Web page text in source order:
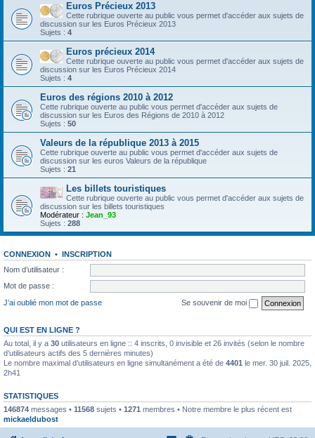
Euros Précieux 2013
Cette rubrique ouverte au public vous permet d'accéder aux sujets de
discussion sur les Euros Précieux 2013
Sujets : 4
Euros précieux 2014
Cette rubrique ouverte au public vous permet d'accéder aux sujets de
discussion sur les Euros Précieux 2014
Sujets : 4
Euros des régions 2010 à 2012
Cette rubrique ouverte au public vous permet d'accéder aux sujets de
discussion sur les Euros des Régions de 2010 à 2012
Sujets : 50
Valeurs de la république 2013 à 2015
Cette rubrique ouverte au public vous permet d'accéder aux sujets de
discussion sur les euros Valeurs de la république
Sujets : 21
Les billets touristiques
Cette rubrique ouverte au public vous permet d'accéder aux sujets de
discussion sur les billets touristiques
Modérateur : Jean_93
Sujets : 288
CONNEXION • INSCRIPTION
Nom d’utilisateur :
Mot de passe :
J’ai oublié mon mot de passe
Se souvenir de moi
QUI EST EN LIGNE ?
Au total, il y a 30 utilisateurs en ligne :: 4 inscrits, 0 invisible et 26 invités (selon le nombre
d’utilisateurs actifs des 5 dernières minutes)
Le nombre maximal d’utilisateurs en ligne simultanément a été de 4401 le mer. 30 juil. 2025,
2h41
STATISTIQUES
146874 messages • 11568 sujets • 1271 membres • Notre membre le plus récent est
mickaeldubost